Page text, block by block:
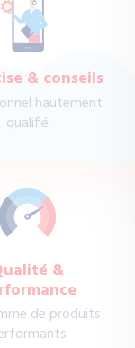
& conseils
hautement
qualifié
&
de produits